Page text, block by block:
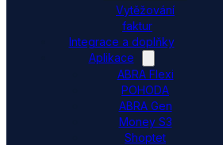
Vytěžování
faktur
Integrace a doplňky
Aplikace
ABRA Flexi
POHODA
ABRA Gen
Money S3
Shoptet